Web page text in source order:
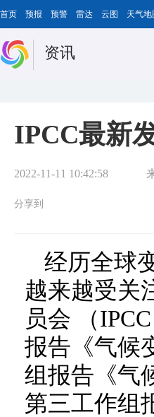
首页 预报 预警 雷达 云图 天气地
资讯
IPCC最新
2022-11-11 10:42:58
分享到
经历全球
越来越受关
员会 （
报告《气候
组报告《气
第三工作组